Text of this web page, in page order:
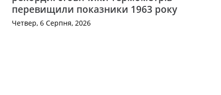
перевищили показники 1963 року
Четвер, 6 Серпня, 2026